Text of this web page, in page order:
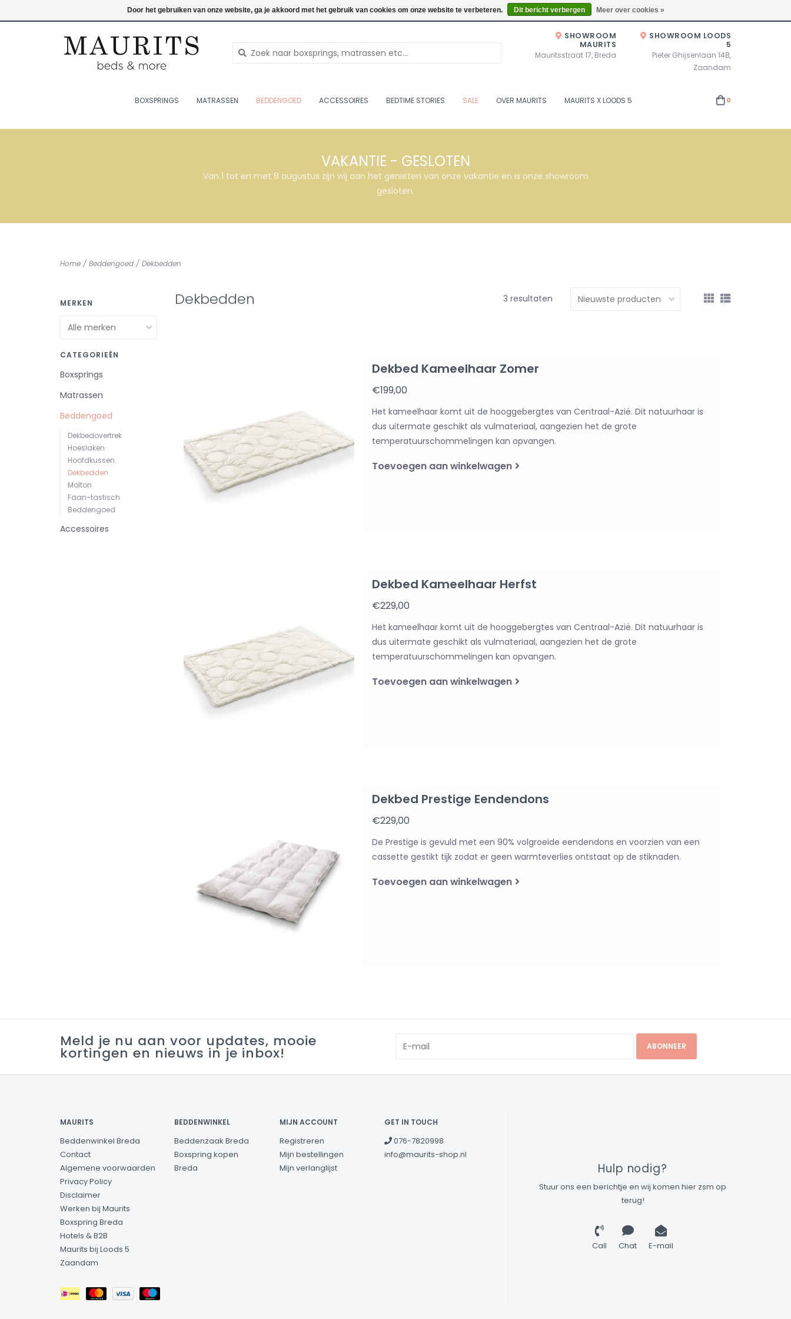
Inloggen Openingstijden: Vrijdag & Zaterdag 10.00u - 17.00u of op afspraak!
SHOWROOM
MAURITS
Mauritsstraat 17, Breda
SHOWROOM LOODS
5
Pieter Ghijsenlaan 14B,
Zaandam
BOXSPRINGS MATRASSEN BEDDENGOED ACCESSOIRES BEDTIME STORIES SALE OVER MAURITS MAURITS X LOODS 5 0
VAKANTIE - GESLOTEN
Van 1 tot en met 8 augustus zijn wij aan het genieten van onze vakantie en is onze showroom
gesloten.
Home / Beddengoed / Dekbedden
MERKEN
CATEGORIEËN
Boxsprings
Matrassen
Beddengoed
Dekbedovertrek
Hoeslaken
Hoofdkussen
Dekbedden
Molton
Faan-tastisch
Beddengoed
Accessoires
Dekbedden 3 resultaten
Dekbed Kameelhaar Zomer
€199,00
Het kameelhaar komt uit de hooggebergtes van Centraal-Azië. Dit natuurhaar is
dus uitermate geschikt als vulmateriaal, aangezien het de grote
temperatuurschommelingen kan opvangen.
Toevoegen aan winkelwagen
Dekbed Kameelhaar Herfst
€229,00
Het kameelhaar komt uit de hooggebergtes van Centraal-Azië. Dit natuurhaar is
dus uitermate geschikt als vulmateriaal, aangezien het de grote
temperatuurschommelingen kan opvangen.
Toevoegen aan winkelwagen
Dekbed Prestige Eendendons
€229,00
De Prestige is gevuld met een 90% volgroeide eendendons en voorzien van een
cassette gestikt tijk zodat er geen warmteverlies ontstaat op de stiknaden.
Toevoegen aan winkelwagen
Meld je nu aan voor updates, mooie
kortingen en nieuws in je inbox! ABONNEER
MAURITS
Beddenwinkel Breda
Contact
Algemene voorwaarden
Privacy Policy
Disclaimer
Werken bij Maurits
Boxspring Breda
Hotels & B2B
Maurits bij Loods 5
Zaandam
BEDDENWINKEL
Beddenzaak Breda
Boxspring kopen
Breda
MIJN ACCOUNT
Registreren
Mijn bestellingen
Mijn verlanglijst
GET IN TOUCH
076-7820998
info@maurits-shop.nl
Hulp nodig?
Stuur ons een berichtje en wij komen hier zsm op
terug!
Call Chat E-mail
Door het gebruiken van onze website, ga je akkoord met het gebruik van cookies om onze website te verbeteren. Dit bericht verbergen Meer over cookies »